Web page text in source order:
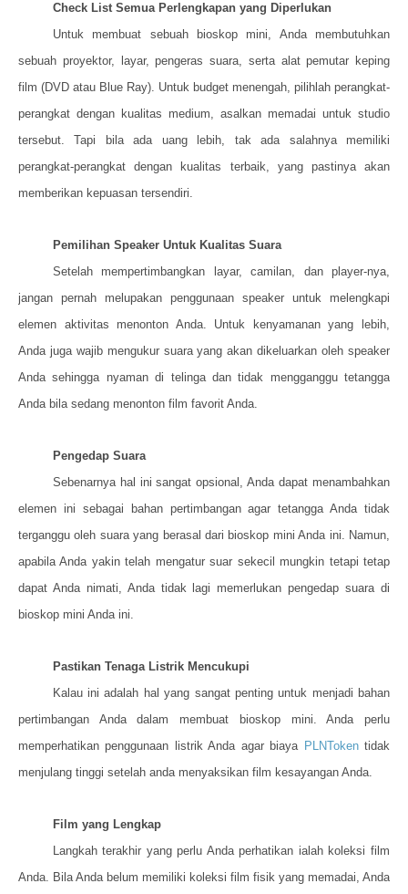
Check List Semua Perlengkapan yang Diperlukan
Untuk membuat sebuah bioskop mini, Anda membutuhkan
sebuah proyektor, layar, pengeras suara, serta alat pemutar keping
film (DVD atau Blue Ray). Untuk budget menengah, pilihlah perangkat-
perangkat dengan kualitas medium, asalkan memadai untuk studio
tersebut. Tapi bila ada uang lebih, tak ada salahnya memiliki
perangkat-perangkat dengan kualitas terbaik, yang pastinya akan
memberikan kepuasan tersendiri.
Pemilihan Speaker Untuk Kualitas Suara
Setelah mempertimbangkan layar, camilan, dan player-nya,
jangan pernah melupakan penggunaan speaker untuk melengkapi
elemen aktivitas menonton Anda. Untuk kenyamanan yang lebih,
Anda juga wajib mengukur suara yang akan dikeluarkan oleh speaker
Anda sehingga nyaman di telinga dan tidak mengganggu tetangga
Anda bila sedang menonton film favorit Anda.
Pengedap Suara
Sebenarnya hal ini sangat opsional, Anda dapat menambahkan
elemen ini sebagai bahan pertimbangan agar tetangga Anda tidak
terganggu oleh suara yang berasal dari bioskop mini Anda ini. Namun,
apabila Anda yakin telah mengatur suar sekecil mungkin tetapi tetap
dapat Anda nimati, Anda tidak lagi memerlukan pengedap suara di
bioskop mini Anda ini.
Pastikan Tenaga Listrik Mencukupi
Kalau ini adalah hal yang sangat penting untuk menjadi bahan
pertimbangan Anda dalam membuat bioskop mini. Anda perlu
memperhatikan penggunaan listrik Anda agar biaya PLNTokentidak
menjulang tinggi setelah anda menyaksikan film kesayangan Anda.
Film yang Lengkap
Langkah terakhir yang perlu Anda perhatikan ialah koleksi film
Anda. Bila Anda belum memiliki koleksi film fisik yang memadai, Anda